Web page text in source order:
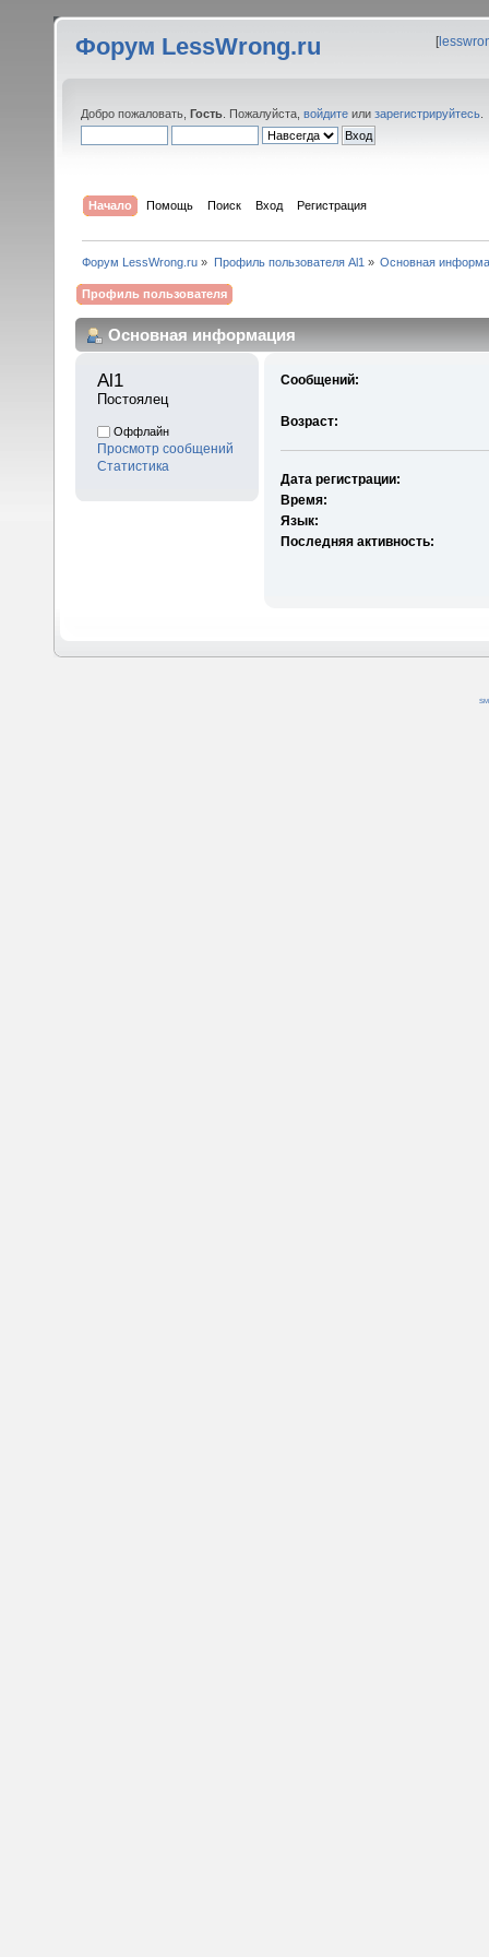
Форум LessWrong.ru [
Добро пожаловать, Гость . Пожалуйста, войдите или зарегистрируйтесь
Начало Помощь Поиск Вход Регистрация
Форум LessWrong.ru » Профиль пользователя Al1 » Основная
Профиль пользователя
Основная информация
Al1
Постоялец
Оффлайн
Просмотр сообщений
Статистика
Сообщений:
Возраст:
Дата регистрации:
Время:
Язык:
Последняя активность: